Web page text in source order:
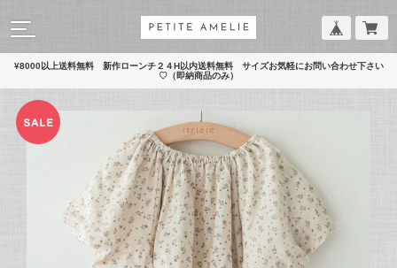
¥8000以上送料無料 新作ローンチ２４H以内送料無料 サイズお気軽にお問い合わせ下さい
♡（即納商品のみ）